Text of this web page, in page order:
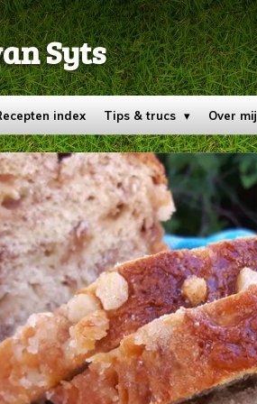
Syts
index Tips & trucs Over mij